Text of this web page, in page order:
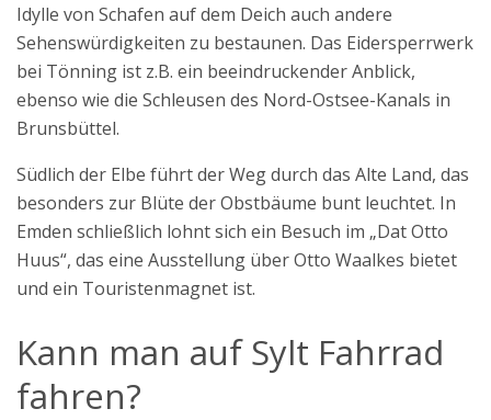
Idylle von Schafen auf dem Deich auch andere
Sehenswürdigkeiten zu bestaunen. Das Eidersperrwerk
bei Tönning ist z.B. ein beeindruckender Anblick,
ebenso wie die Schleusen des Nord-Ostsee-Kanals in
Brunsbüttel.
Südlich der Elbe führt der Weg durch das Alte Land, das
besonders zur Blüte der Obstbäume bunt leuchtet. In
Emden schließlich lohnt sich ein Besuch im „Dat Otto
Huus“, das eine Ausstellung über Otto Waalkes bietet
und ein Touristenmagnet ist.
Kann man auf Sylt Fahrrad
fahren?